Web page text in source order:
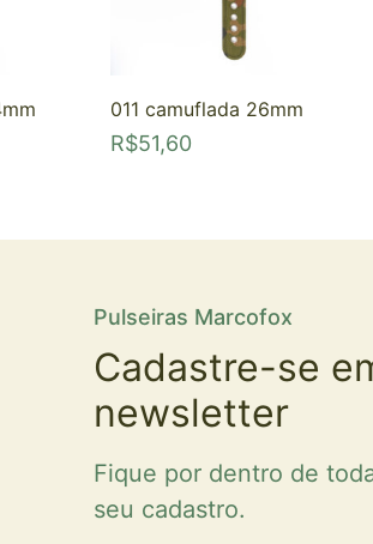
011 camuflada 26mm
R$51,60
Pulseiras Marcofox
Cadastre-se
newsletter
Fique por dentro de
seu cadastro.